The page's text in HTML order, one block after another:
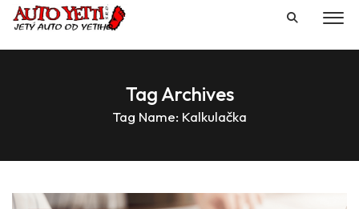
Tag Archives
Tag Name: Kalkulačka